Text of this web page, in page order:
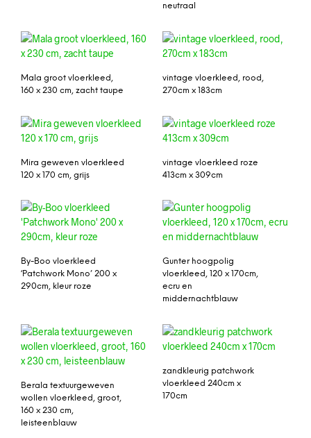
neutraal
Mala groot vloerkleed,
160 x 230 cm, zacht taupe
vintage vloerkleed, rood,
270cm x 183cm
Mira geweven vloerkleed
120 x 170 cm, grijs
vintage vloerkleed roze
413cm x 309cm
By-Boo vloerkleed
‘Patchwork Mono’ 200 x
290cm, kleur roze
Gunter hoogpolig
vloerkleed, 120 x 170cm,
ecru en
middernachtblauw
Berala textuurgeweven
wollen vloerkleed, groot,
160 x 230 cm,
leisteenblauw
zandkleurig patchwork
vloerkleed 240cm x
170cm